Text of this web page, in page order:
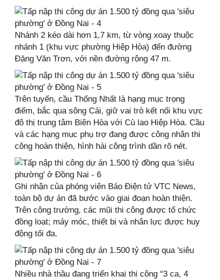
Nhánh 2 kéo dài hơn 1,7 km, từ vòng xoay thuộc
nhánh 1 (khu vực phường Hiệp Hòa) đến đường
Đặng Văn Trơn, với nền đường rộng 47 m.
Trên tuyến, cầu Thống Nhất là hạng mục trọng
điểm, bắc qua sông Cái, giữ vai trò kết nối khu vực
đô thị trung tâm Biên Hòa với Cù lao Hiệp Hòa. Cầu
và các hạng mục phụ trợ đang được công nhân thi
công hoàn thiện, hình hài công trình dần rõ nét.
Ghi nhận của phóng viên Báo Điện tử VTC News,
toàn bộ dự án đã bước vào giai đoạn hoàn thiện.
Trên công trường, các mũi thi công được tổ chức
đồng loạt; máy móc, thiết bị và nhân lực được huy
động tối đa.
Nhiều nhà thầu đang triển khai thi công “3 ca, 4